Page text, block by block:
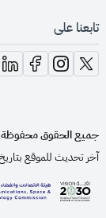
تابعنا على
opens in new window
in new window
window
جميع الحقوق
آخر تحديث للموقع